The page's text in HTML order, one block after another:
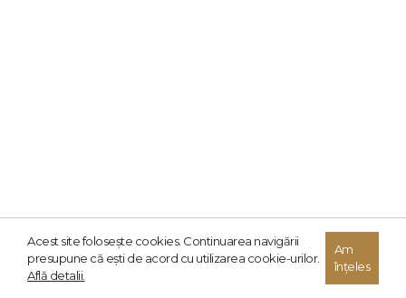
Acest site foloseşte cookies. Continuarea navigării
presupune că eşti de acord cu utilizarea cookie-urilor.
Află detalii.
Am
înțeles